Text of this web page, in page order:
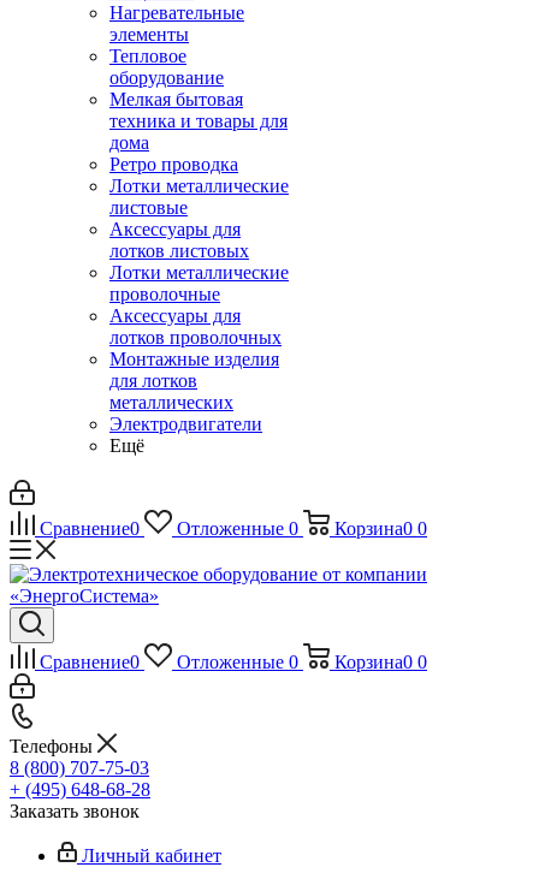
Нагревательные
элементы
Тепловое
оборудование
Мелкая бытовая
техника и товары для
дома
Ретро проводка
Лотки металлические
листовые
Аксессуары для
лотков листовых
Лотки металлические
проволочные
Аксессуары для
лотков проволочных
Монтажные изделия
для лотков
металлических
Электродвигатели
Ещё
Сравнение0 Отложенные 0 Корзина0 0
Сравнение0 Отложенные 0 Корзина0 0
Телефоны
8 (800) 707-75-03
+ (495) 648-68-28
Заказать звонок
Личный кабинет